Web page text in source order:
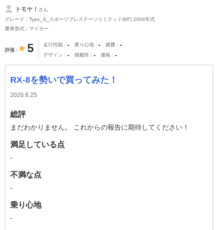
トモヤ！ さん
グレード：Type_S_スポーツプレステージリミテッド(MT) 2004年式
乗車形式：マイカー
評価 5 走行性能 - 乗り心地 - 燃費 -
デザイン - 積載性 - 価格 -
RX-8を勢いで買ってみた！
2026.6.25
総評
まだわかりません。 これからの報告に期待してください！
満足している点
-
不満な点
-
乗り心地
-